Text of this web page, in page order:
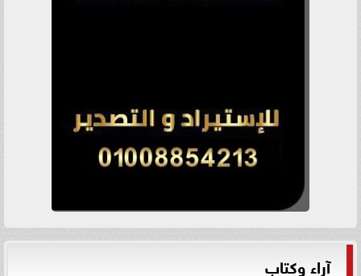
آراء وكتاب